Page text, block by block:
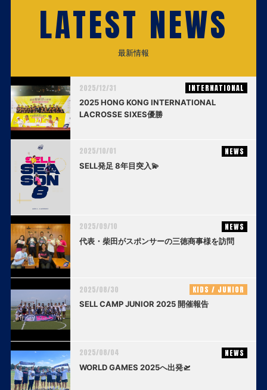
LATEST NEWS
最新情報
2025/12/31 INTERNATIONAL
2025 HONG KONG INTERNATIONAL
LACROSSE SIXES優勝
2025/10/01 NEWS
SELL発足 8年目突入💫
2025/09/10 NEWS
代表・柴田がスポンサーの三徳商事様を訪問
2025/08/30 KIDS / JUNIOR
SELL CAMP JUNIOR 2025 開催報告
2025/08/04 NEWS
WORLD GAMES 2025へ出発🛫